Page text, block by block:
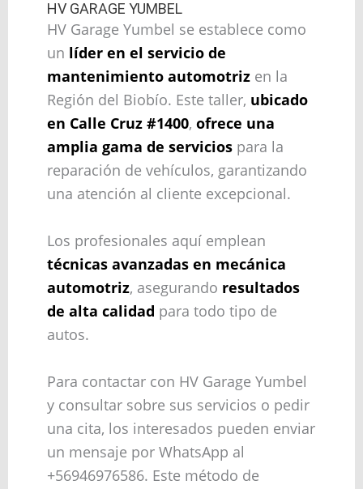
HV GARAGE YUMBEL
HV Garage Yumbel se establece como
un líder en el servicio de
mantenimiento automotrizen la
Región del Biobío. Este taller, ubicado
en Calle Cruz #1400, ofrece una
amplia gama de serviciospara la
reparación de vehículos, garantizando
una atención al cliente excepcional.
Los profesionales aquí emplean
técnicas avanzadas en mecánica
automotriz, asegurando resultados
de alta calidad para todo tipo de
autos.
Para contactar con HV Garage Yumbel
y consultar sobre sus servicios o pedir
una cita, los interesados pueden enviar
un mensaje por WhatsApp al
+56946976586. Este método de